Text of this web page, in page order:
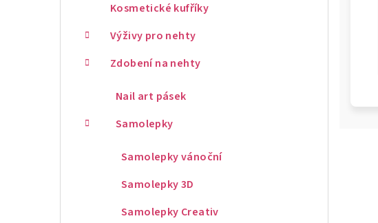
Kosmetické kufříky
Výživy pro nehty
Zdobení na nehty
Nail art pásek
Samolepky
Samolepky vánoční
Samolepky 3D
Samolepky Creativ